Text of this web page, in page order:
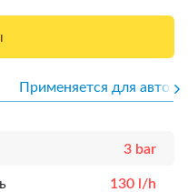
Применяется для авто
3 bar
130 l/h